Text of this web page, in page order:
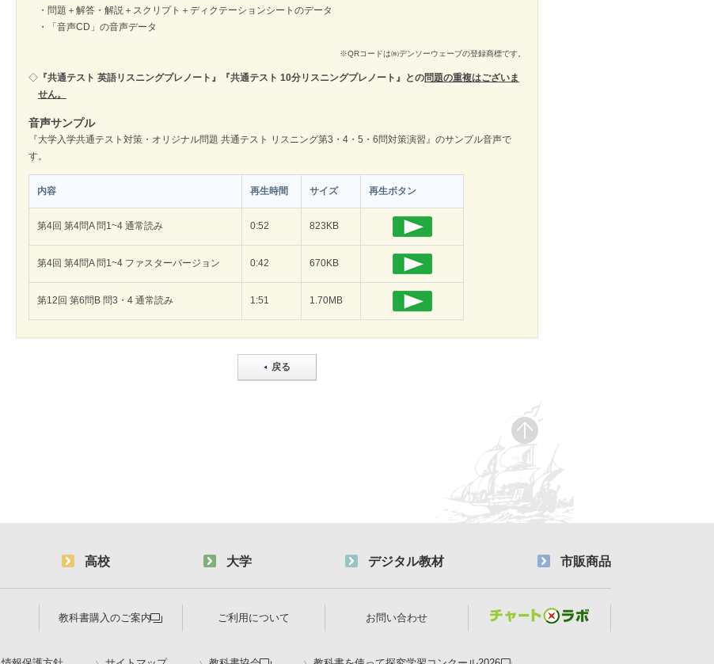
・問題＋解答・解説＋スクリプト＋ディクテーションシートのデータ
・「音声CD」の音声データ
※QRコードは㈱デンソーウェーブの登録商標です。
◇ 『共通テスト 英語リスニングプレノート』『共通テスト 10分リスニングプレノート』との問題の重複はございま
せん。
音声サンプル
『大学入学共通テスト対策・オリジナル問題 共通テスト リスニング第3・4・5・6問対策演習』のサンプル音声で
す。
内容 再生時間 サイズ 再生ボタン
第4回 第4問A 問1~4 通常読み 0:52 823KB
第4回 第4問A 問1~4 ファスターバージョン 0:42 670KB
第12回 第6問B 問3・4 通常読み 1:51 1.70MB
戻る
高校 大学 デジタル教材 市販商品
教科書購入のご案内 ご利用について お問い合わせ